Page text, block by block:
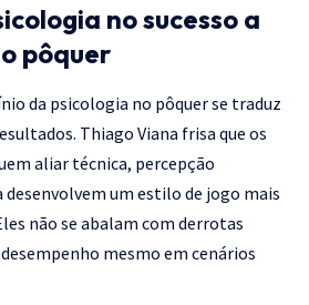
no sucesso a
pôquer
da psicologia no pôquer se traduz
Thiago Viana frisa que os
aliar técnica, percepção
um estilo de jogo mais
não se abalam com derrotas
mesmo em cenários